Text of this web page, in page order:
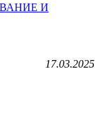
И
17.03.2025